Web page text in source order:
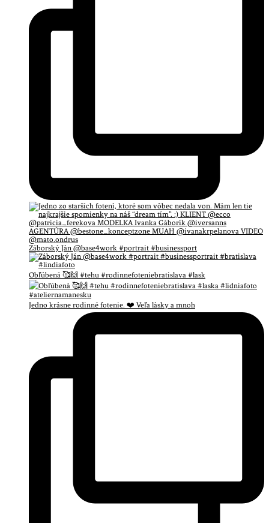
Záborský Ján @base4work #portrait #businessport
Obľúbená 🥰🙌 #tehu #rodinnefoteniebratislava #lask
Jedno krásne rodinné fotenie. ❤️ Veľa lásky a mnoh